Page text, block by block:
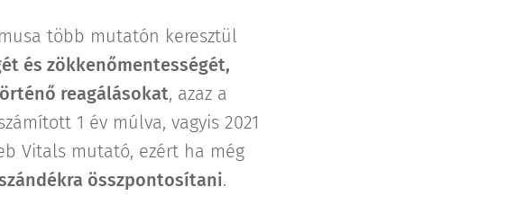
több mutatón keresztül
és zökkenőmentességét,
reagálásokat, azaz a
1 év múlva, vagyis 2021
Vitals mutató, ezért ha még
összpontosítani.